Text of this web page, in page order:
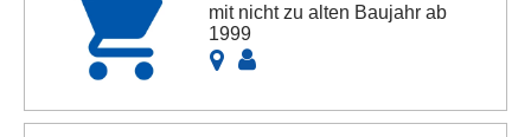
mit nicht zu alten Baujahr ab
1999